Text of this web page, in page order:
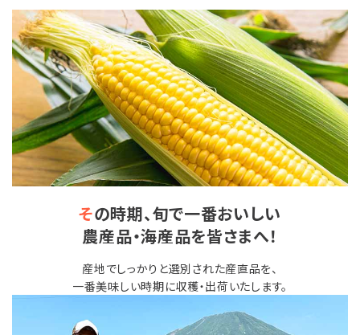
セット商品
単品商品
感動いちばのこだわり
カンドーマガジン
とついようこの「浜ばか♡の部屋」
お客様の声〈レビュー紹介〉
その時期、旬で一番おいしい
農産品・海産品を皆さまへ！
産地でしっかりと選別された産直品を、
一番美味しい時期に収穫・出荷いたします。